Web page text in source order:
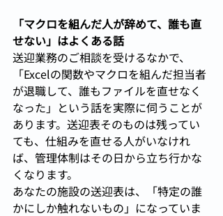
「マクロを組んだ人が辞めて、誰も直
せない」はよくある話
送迎業務のご相談を受けるなかで、
「Excelの関数やマクロを組んだ担当者
が退職して、誰もファイルを直せなく
なった」という話を実際に伺うことが
あります。送迎表そのものは残ってい
ても、仕組みを直せる人がいなけれ
ば、管理体制はその日から立ち行かな
くなります。
あなたの施設の送迎表は、「特定の誰
かにしか触れないもの」になっていま